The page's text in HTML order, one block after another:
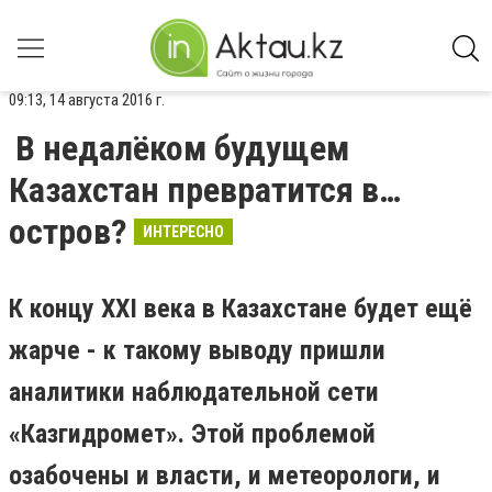
09:13, 14 августа 2016 г.
В недалёком будущем
Казахстан превратится в…
остров?
ИНТЕРЕСНО
К концу XXI века в Казахстане будет ещё
жарче - к такому выводу пришли
аналитики наблюдательной сети
«Казгидромет». Этой проблемой
озабочены и власти, и метеорологи, и